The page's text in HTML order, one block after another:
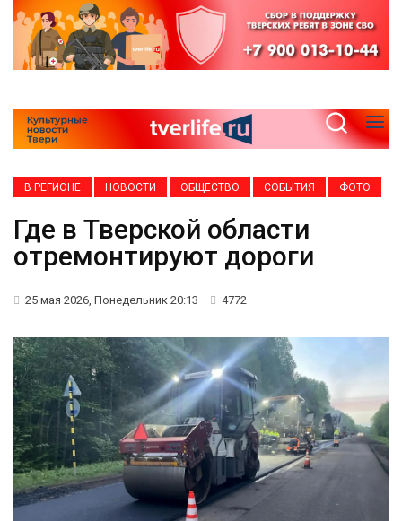
В РЕГИОНЕ НОВОСТИ ОБЩЕСТВО СОБЫТИЯ ФОТО
Где в Тверской области
отремонтируют дороги
25 мая 2026, Понедельник 20:13 4772